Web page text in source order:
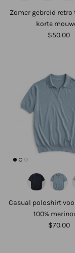
Zomer gebreid
korte
$50.00
Casual poloshirt
100%
$70.00